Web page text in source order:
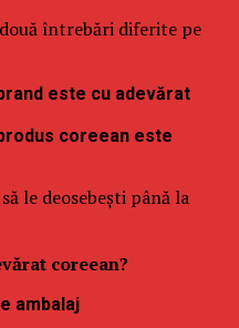
întrebări diferite pe
este cu adevărat
coreean este
le deosebești până la
coreean?
ambalaj